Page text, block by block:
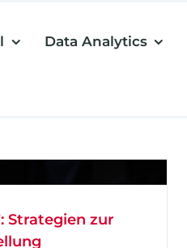
Data Analytics
Strategien zur